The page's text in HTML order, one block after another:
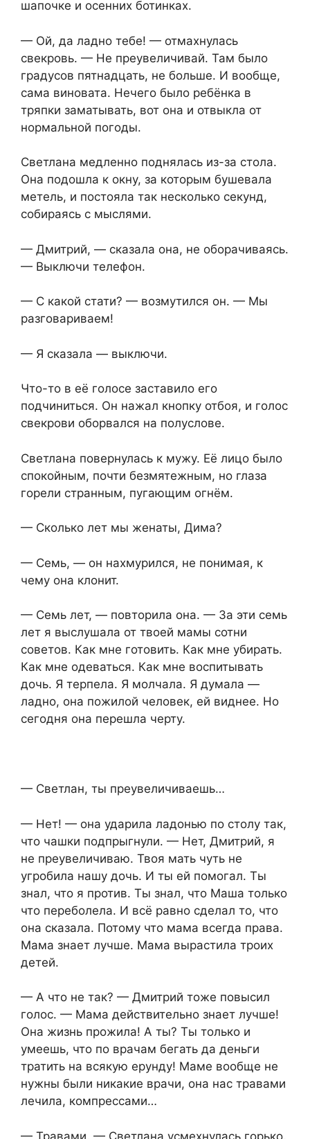
шапочке и осенних ботинках.
— Ой, да ладно тебе! — отмахнулась
свекровь. — Не преувеличивай. Там было
градусов пятнадцать, не больше. И вообще,
сама виновата. Нечего было ребёнка в
тряпки заматывать, вот она и отвыкла от
нормальной погоды.
Светлана медленно поднялась из-за стола.
Она подошла к окну, за которым бушевала
метель, и постояла так несколько секунд,
собираясь с мыслями.
— Дмитрий, — сказала она, не оборачиваясь.
— Выключи телефон.
— С какой стати? — возмутился он. — Мы
разговариваем!
— Я сказала — выключи.
Что-то в её голосе заставило его
подчиниться. Он нажал кнопку отбоя, и голос
свекрови оборвался на полуслове.
Светлана повернулась к мужу. Её лицо было
спокойным, почти безмятежным, но глаза
горели странным, пугающим огнём.
— Сколько лет мы женаты, Дима?
— Семь, — он нахмурился, не понимая, к
чему она клонит.
— Семь лет, — повторила она. — За эти семь
лет я выслушала от твоей мамы сотни
советов. Как мне готовить. Как мне убирать.
Как мне одеваться. Как мне воспитывать
дочь. Я терпела. Я молчала. Я думала —
ладно, она пожилой человек, ей виднее. Но
сегодня она перешла черту.
— Светлан, ты преувеличиваешь…
— Нет! — она ударила ладонью по столу так,
что чашки подпрыгнули. — Нет, Дмитрий, я
не преувеличиваю. Твоя мать чуть не
угробила нашу дочь. И ты ей помогал. Ты
знал, что я против. Ты знал, что Маша только
что переболела. И всё равно сделал то, что
она сказала. Потому что мама всегда права.
Мама знает лучше. Мама вырастила троих
детей.
— А что не так? — Дмитрий тоже повысил
голос. — Мама действительно знает лучше!
Она жизнь прожила! А ты? Ты только и
умеешь, что по врачам бегать да деньги
тратить на всякую ерунду! Маме вообще не
нужны были никакие врачи, она нас травами
лечила, компрессами…
— Травами, — Светлана усмехнулась горько.